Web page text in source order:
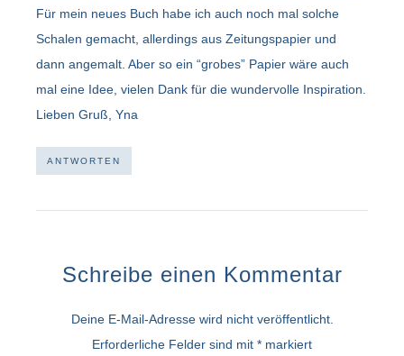
Für mein neues Buch habe ich auch noch mal solche
Schalen gemacht, allerdings aus Zeitungspapier und
dann angemalt. Aber so ein “grobes” Papier wäre auch
mal eine Idee, vielen Dank für die wundervolle Inspiration.
Lieben Gruß, Yna
ANTWORTEN
Schreibe einen Kommentar
Deine E-Mail-Adresse wird nicht veröffentlicht.
Erforderliche Felder sind mit * markiert